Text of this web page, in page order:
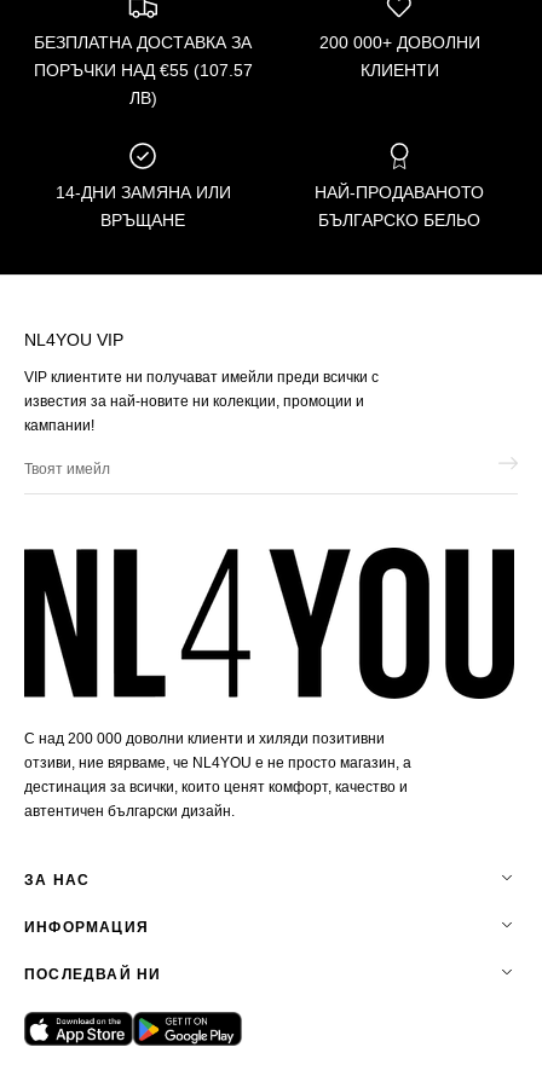
БЕЗПЛАТНА ДОСТАВКА ЗА
ПОРЪЧКИ НАД €55 (107.57
ЛВ)
200 000+ ДОВОЛНИ
КЛИЕНТИ
14-ДНИ ЗАМЯНА ИЛИ
ВРЪЩАНЕ
НАЙ-ПРОДАВАНОТО
БЪЛГАРСКО БЕЛЬО
С над 200 000 доволни клиенти и хиляди позитивни
отзиви, ние вярваме, че NL4YOU е не просто магазин, а
дестинация за всички, които ценят комфорт, качество и
автентичен български дизайн.
ЗА НАС
ИНФОРМАЦИЯ
ПОСЛЕДВАЙ НИ
NL4YOU VIP
VIP клиентите ни получават имейли преди всички с
известия за най-новите ни колекции, промоции и
кампании!
Твоят
имейл